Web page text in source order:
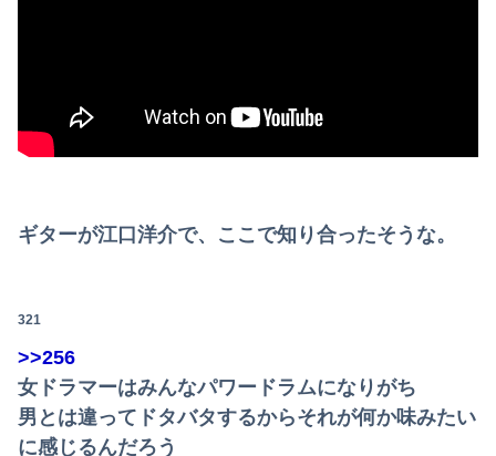
ギターが江口洋介で、ここで知り合ったそうな。
321
>>256
女ドラマーはみんなパワードラムになりがち
男とは違ってドタバタするからそれが何か味みたい
に感じるんだろう